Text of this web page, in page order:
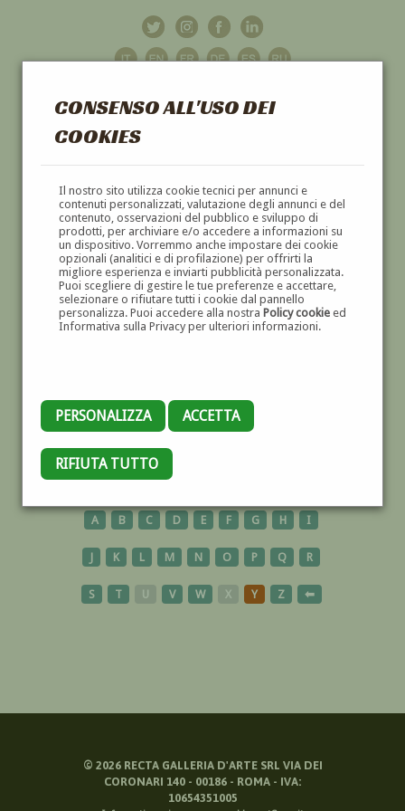
CONSENSO ALL'USO DEI
COOKIES
Il nostro sito utilizza cookie tecnici per annunci e
contenuti personalizzati, valutazione degli annunci e del
contenuto, osservazioni del pubblico e sviluppo di
prodotti, per archiviare e/o accedere a informazioni su
un dispositivo. Vorremmo anche impostare dei cookie
opzionali (analitici e di profilazione) per offrirti la
migliore esperienza e inviarti pubblicità personalizzata.
Puoi scegliere di gestire le tue preferenze e accettare,
selezionare o rifiutare tutti i cookie dal pannello
personalizza. Puoi accedere alla nostra Policy cookieed
Informativa sulla Privacy per ulteriori informazioni.
PERSONALIZZA ACCETTA
RIFIUTA TUTTO
GALLERIAD'ARTE
DIPINTI E SCULTURE '800 E '900
USA
A B C D E F G H I
J K L M N O P Q R
S T U V W X Y Z ⬅
© 2026RECTA GALLERIA D'ARTE SRL VIA DEI
CORONARI 140 - 00186 - ROMA - IVA:
10654351005